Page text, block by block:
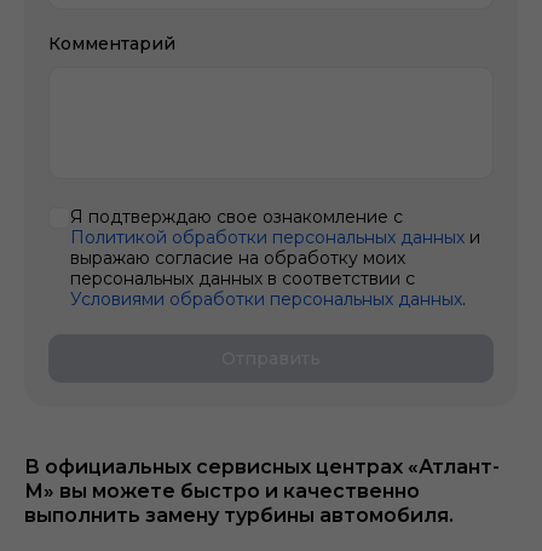
В официальных сервисных центрах «Атлант-
М» вы можете быстро и качественно
выполнить замену турбины автомобиля.
Комментарий
Я подтверждаю свое ознакомление с
Политикой обработки персональных данных и
выражаю согласие на обработку моих
персональных данных в соответствии с
Условиями обработки персональных данных.